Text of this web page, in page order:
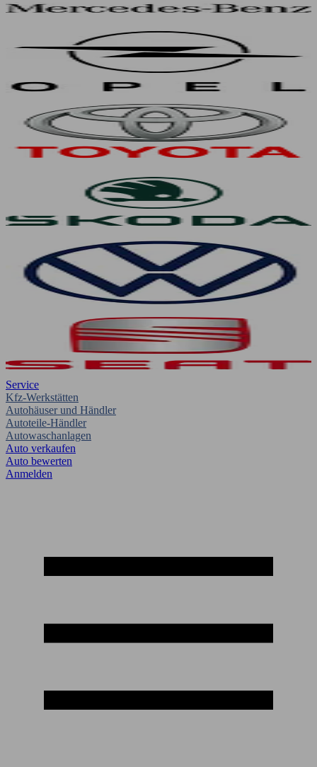
Service
Kfz-Werkstätten
Autohäuser und Händler
Autoteile-Händler
Autowaschanlagen
Auto verkaufen
Auto bewerten
Anmelden